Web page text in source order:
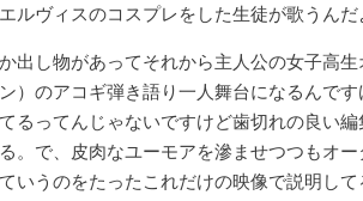
ルヴィスのコスプレをした生徒が歌うんだ
出し物があってそれから主人公の女子高
）のアコギ弾き語り一人舞台になるんで
るってんじゃないですけど歯切れの良い
。で、皮肉なユーモアを滲ませつつもオ
いうのをたったこれだけの映像で説明し